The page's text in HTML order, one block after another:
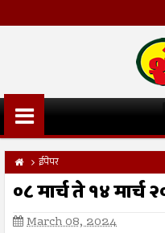
ईपेपर
०८ मार्च ते १४ मार्च
March 08, 2024